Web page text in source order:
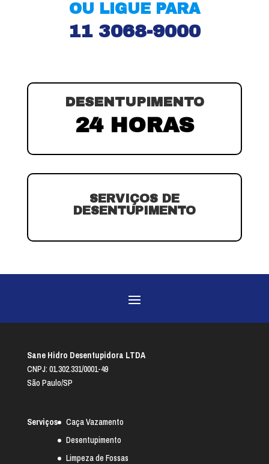
OU LIGUE PARA
11 3068-9000
DESENTUPIMENTO
24 HORAS
SERVIÇOS DE
DESENTUPIMENTO
Sane Hidro Desentupidora LTDA
CNPJ: 01.302.331/0001-49
São Paulo/SP
Serviços
Caça Vazamento
Desentupimento
Limpeza de Fossas